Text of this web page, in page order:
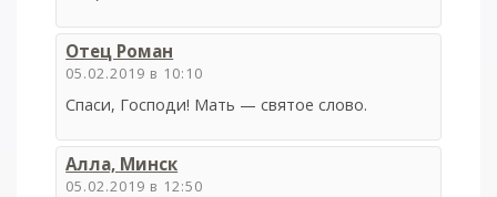
Отец Роман
05.02.2019 в 10:10
Спаси, Господи! Мать — святое слово.
Алла, Минск
05.02.2019 в 12:50